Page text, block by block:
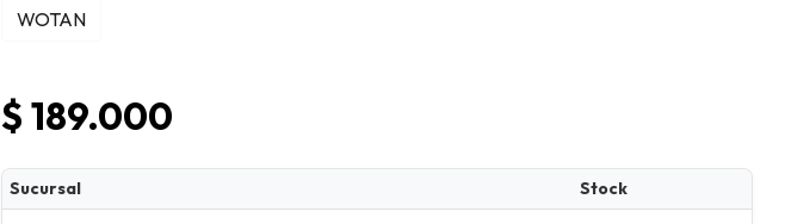
WOTAN
$ 189.000
Sucursal Stock